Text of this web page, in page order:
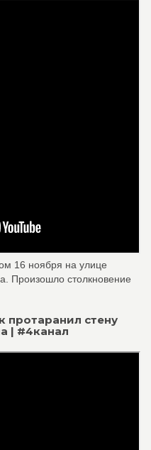
16 ноября на улице
Произошло столкновение
протаранил стену
| #4канал